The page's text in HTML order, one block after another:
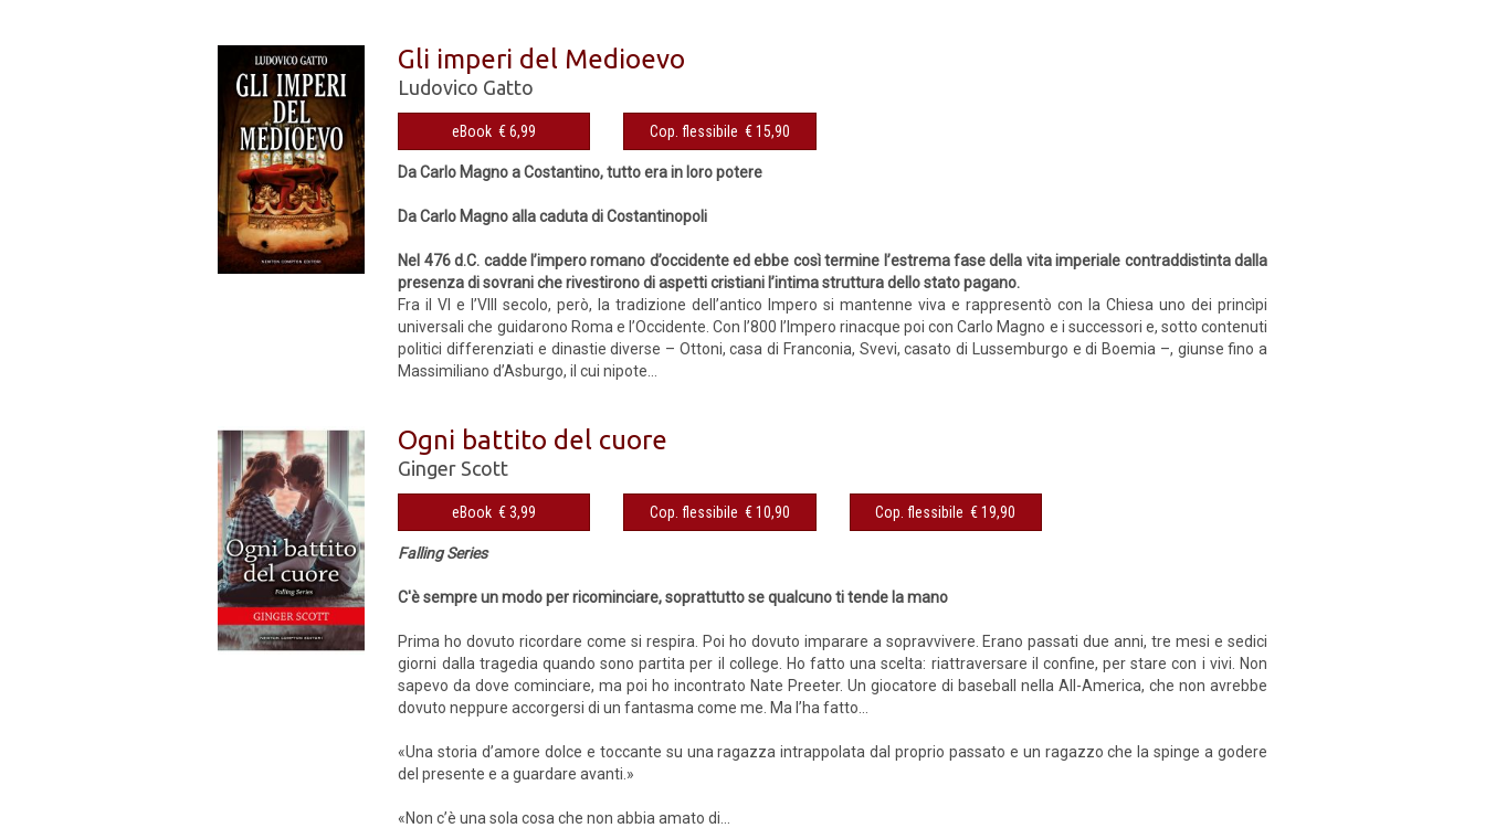
Gli imperi del Medioevo
Ludovico Gatto
eBook € 6,99 Cop. flessibile € 15,90
Da Carlo Magno a Costantino, tutto era in loro potere
Da Carlo Magno alla caduta di Costantinopoli
Nel 476 d.C. cadde l’impero romano d’occidente ed ebbe così termine l’estrema fase della vita imperiale contraddistinta dalla
presenza di sovrani che rivestirono di aspetti cristiani l’intima struttura dello stato pagano.
Fra il VI e l’VIII secolo, però, la tradizione dell’antico Impero si mantenne viva e rappresentò con la Chiesa uno dei princìpi
universali che guidarono Roma e l’Occidente. Con l’800 l’Impero rinacque poi con Carlo Magno e i successori e, sotto contenuti
politici differenziati e dinastie diverse – Ottoni, casa di Franconia, Svevi, casato di Lussemburgo e di Boemia –, giunse fino a
Massimiliano d’Asburgo, il cui nipote...
Ogni battito del cuore
Ginger Scott
eBook € 3,99 Cop. flessibile € 10,90 Cop. flessibile € 19,90
Falling Series
C'è sempre un modo per ricominciare, soprattutto se qualcuno ti tende la mano
Prima ho dovuto ricordare come si respira. Poi ho dovuto imparare a sopravvivere. Erano passati due anni, tre mesi e sedici
giorni dalla tragedia quando sono partita per il college. Ho fatto una scelta: riattraversare il confine, per stare con i vivi. Non
sapevo da dove cominciare, ma poi ho incontrato Nate Preeter. Un giocatore di baseball nella All-America, che non avrebbe
dovuto neppure accorgersi di un fantasma come me. Ma l’ha fatto…
«Una storia d’amore dolce e toccante su una ragazza intrappolata dal proprio passato e un ragazzo che la spinge a godere
del presente e a guardare avanti.»
«Non c’è una sola cosa che non abbia amato di...